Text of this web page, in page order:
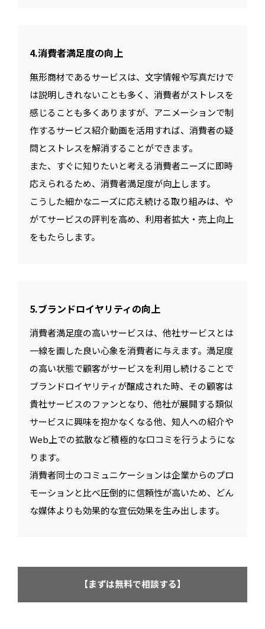
4.消費者満足度の向上
無形商材であるサービスは、文字情報や写真だけで
は説明しきれないことも多く、消費者がストレスを
感じることも多くありますが、アニメーションで制
作するサービス紹介動画を活用すれば、消費者の疑
問とストレスを解消することができます。
また、すぐに知りたいと考える消費者ニーズに即時
応えられるため、消費者満足度が向上します。
こうした細かなニーズに応え続ける取り組みは、や
がてサービスの評判を高め、利用者拡大・売上向上
をもたらします。
5.ブランドロイヤリティの向上
消費者満足度の高いサービスは、他社サービスとは
一線を画した良い心象を消費者に与えます。満足度
の高い状態で顧客がサービスを利用し続けることで
ブランドロイヤリティが醸成された時、その顧客は
貴社サービスのファンとなり、他社が展開する類似
サービスに興味を抱かなくなる他、知人への紹介や
Web上での拡散など積極的な口コミを行うようにな
ります。
消費者同士のコミュニケーションは企業からのプロ
モーションと比べ圧倒的に信頼性が高いため、どん
な媒体よりも効果的な宣伝効果を生み出します。
【まずは無料で相談する】